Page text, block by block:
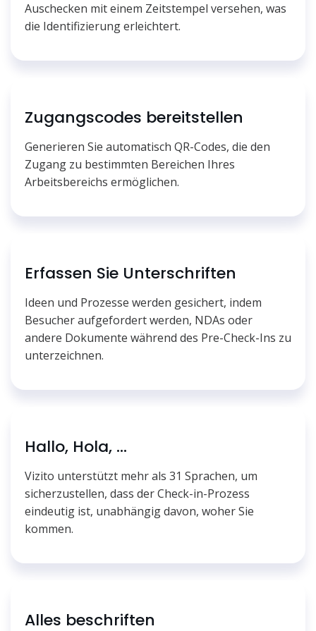
Auschecken mit einem Zeitstempel versehen, was
die Identifizierung erleichtert.
Zugangscodes bereitstellen
Generieren Sie automatisch QR-Codes, die den
Zugang zu bestimmten Bereichen Ihres
Arbeitsbereichs ermöglichen.
Erfassen Sie Unterschriften
Ideen und Prozesse werden gesichert, indem
Besucher aufgefordert werden, NDAs oder
andere Dokumente während des Pre-Check-Ins zu
unterzeichnen.
Hallo, Hola, ...
Vizito unterstützt mehr als 31 Sprachen, um
sicherzustellen, dass der Check-in-Prozess
eindeutig ist, unabhängig davon, woher Sie
kommen.
Alles beschriften